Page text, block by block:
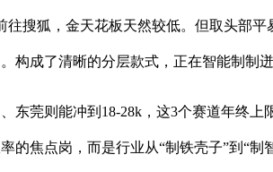
搜狐，金天花板天然较低。但取头部平
成了清晰的分层款式，正在智能制制
莞则能冲到18-28k，这3个赛道年终
焦点岗，而是行业从“制铁壳子”到“